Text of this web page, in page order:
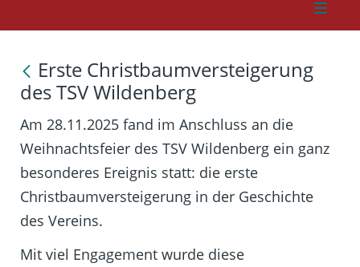
Erste Christbaumversteigerung
des TSV Wildenberg
Am 28.11.2025 fand im Anschluss an die
Weihnachtsfeier des TSV Wildenberg ein ganz
besonderes Ereignis statt: die erste
Christbaumversteigerung in der Geschichte
des Vereins.
Mit viel Engagement wurde diese